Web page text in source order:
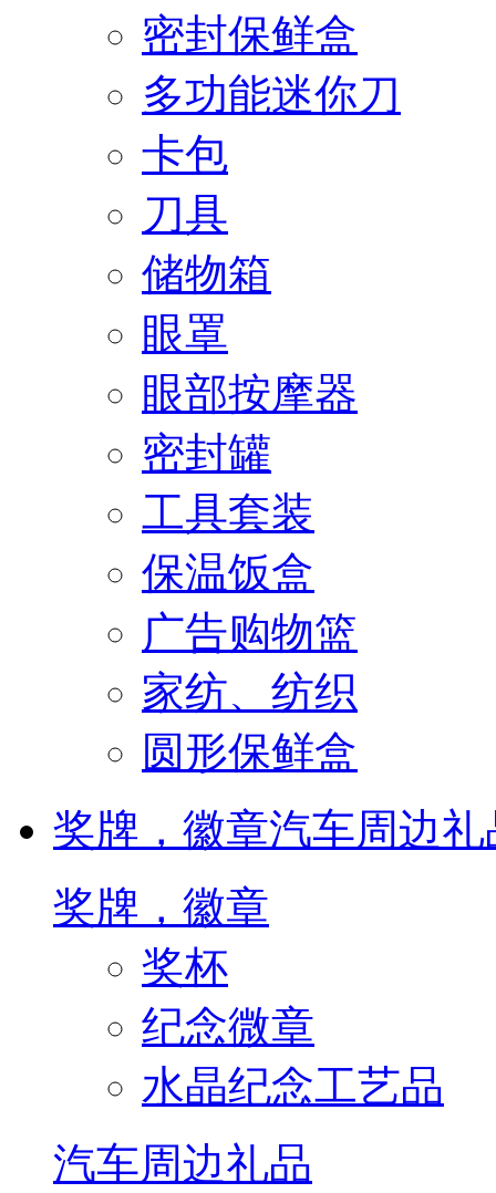
密封保鲜盒
多功能迷你刀
卡包
刀具
储物箱
眼罩
眼部按摩器
密封罐
工具套装
保温饭盒
广告购物篮
家纺、纺织
圆形保鲜盒
奖牌，徽章汽车周边礼
奖牌，徽章
奖杯
纪念微章
水晶纪念工艺品
汽车周边礼品